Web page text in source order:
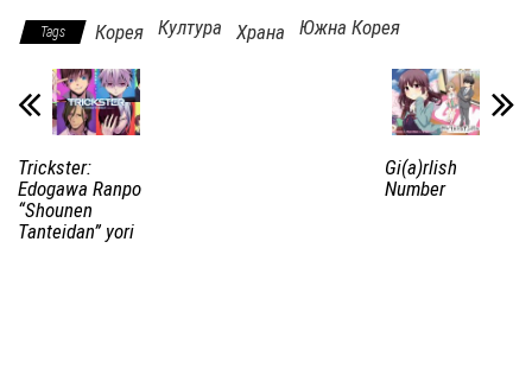
Tags Корея Култура Храна Южна Корея
Trickster:
Edogawa Ranpo
“Shounen
Tanteidan” yori
Gi(a)rlish
Number